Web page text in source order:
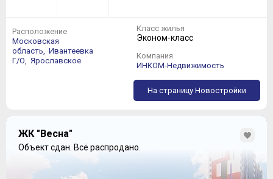
Расположение
Московская
область, Ивантеевка
Г/О, Ярославское
Класс жилья
Эконом-класс
Компания
ИНКОМ-Недвижимость
На страницу Новостройки
ЖК "Весна"
Объект сдан. Всё распродано.